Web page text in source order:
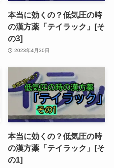
本当に効くの？低気圧の時
の漢方薬「テイラック」[そ
の3]
2023年4月30日
本当に効くの？低気圧の時
の漢方薬「テイラック」[そ
の1]